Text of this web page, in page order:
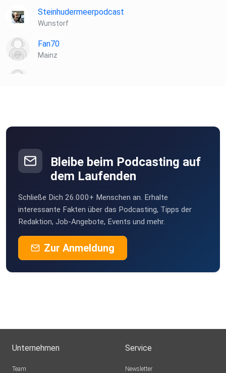
Steinhudermeerpodcast
Wunstorf
Fan70
Mainz
Düsseldorf
Eule2
Hannover
Санкт
plotzks
Bleibe beim Podcasting auf
dem Laufenden
Schließe Dich 26.000+ Menschen an. Erhalte
interessante Fakten über das Podcasting, Tipps der
Redaktion, Job-Angebote, Events und mehr.
Zur Anmeldung
Unternehmen
Team
Service
Newsletter